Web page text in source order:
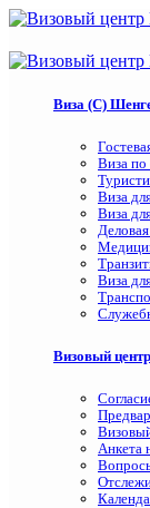
Виза (C)
Виза
Виза
Виза
Виза
Визовый
Анкета